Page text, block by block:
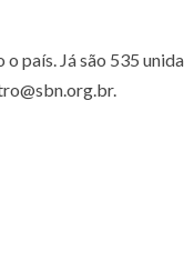
país. Já são 535
.